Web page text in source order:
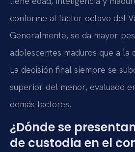
conforme al factor octavo del
Generalmente, se da mayor
adolescentes maduros que a la
La decisión final siempre se
superior del menor, evaluado
demás factores.
¿Dónde se
de custodia en el